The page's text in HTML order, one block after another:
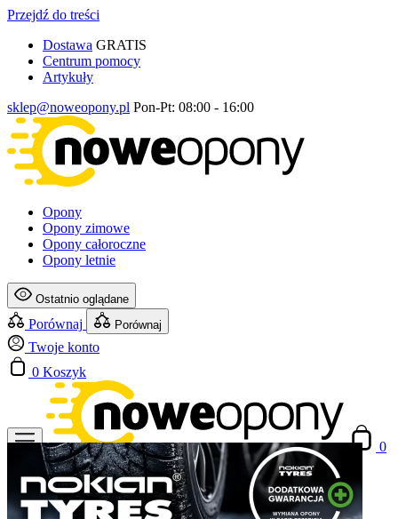
Przejdź do treści
Dostawa GRATIS
Centrum pomocy
Artykuły
sklep@noweopony.pl Pon-Pt: 08:00 - 16:00
Opony
Opony zimowe
Opony całoroczne
Opony letnie
Ostatnio oglądane
Porównaj Porównaj
Twoje konto
0 Koszyk
0